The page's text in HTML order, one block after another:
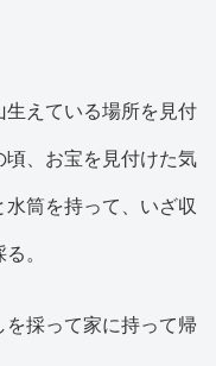
えている場所を見付
、お宝を見付けた気
筒を持って、いざ収
。
採って家に持って帰